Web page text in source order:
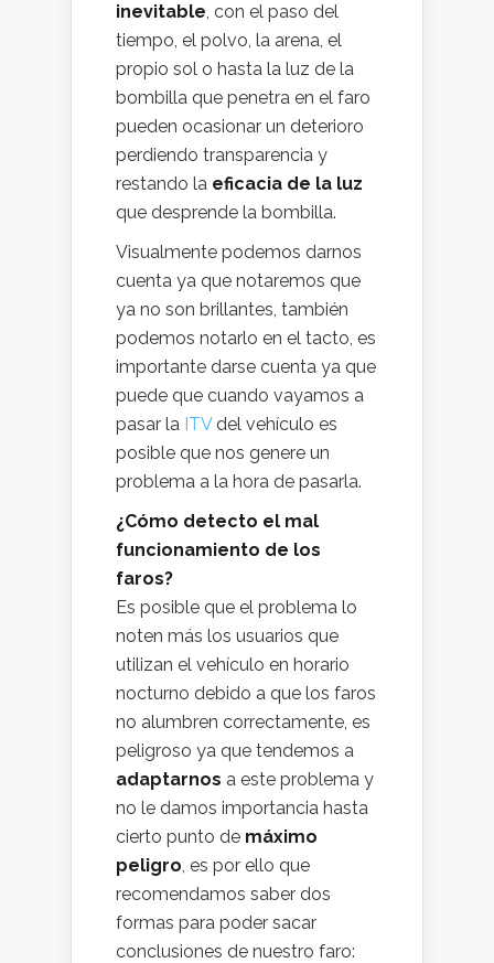
inevitable, con el paso del
tiempo, el polvo, la arena, el
propio sol o hasta la luz de la
bombilla que penetra en el faro
pueden ocasionar un deterioro
perdiendo transparencia y
restando la eficacia de la luz
que desprende la bombilla.
Visualmente podemos darnos
cuenta ya que notaremos que
ya no son brillantes, también
podemos notarlo en el tacto, es
importante darse cuenta ya que
puede que cuando vayamos a
pasar la ITVdel vehículo es
posible que nos genere un
problema a la hora de pasarla.
¿Cómo detecto el mal
funcionamiento de los
faros?
Es posible que el problema lo
noten más los usuarios que
utilizan el vehículo en horario
nocturno debido a que los faros
no alumbren correctamente, es
peligroso ya que tendemos a
adaptarnos a este problema y
no le damos importancia hasta
cierto punto de máximo
peligro, es por ello que
recomendamos saber dos
formas para poder sacar
conclusiones de nuestro faro: